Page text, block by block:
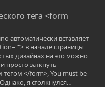
тега <form
автоматически вставляет
в начале страницы
дизайнах на это можно
просто заткнуть
</form>, You must be
я столкнулся...